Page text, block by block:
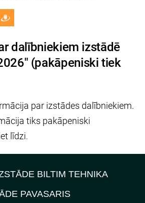
dalībniekiem izstādē
(pakāpeniski tiek
par izstādes dalībniekiem.
tiks pakāpeniski
līdzi.
BILTIM TEHNIKA
PAVASARIS